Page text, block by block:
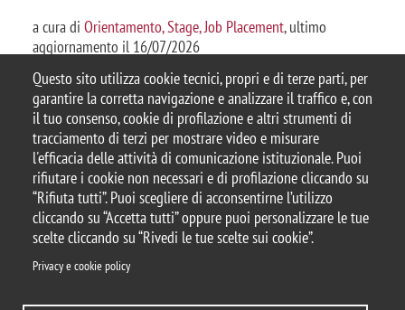
Questo sito utilizza cookie tecnici, propri e di terze parti, per
garantire la corretta navigazione e analizzare il traffico e, con
il tuo consenso, cookie di profilazione e altri strumenti di
tracciamento di terzi per mostrare video e misurare
l'efficacia delle attività di comunicazione istituzionale. Puoi
rifiutare i cookie non necessari e di profilazione cliccando su
“Rifiuta tutti”. Puoi scegliere di acconsentirne l’utilizzo
cliccando su “Accetta tutti” oppure puoi personalizzare le tue
scelte cliccando su “Rivedi le tue scelte sui cookie”.
Privacy e cookie policy
a cura di Orientamento, Stage, Job Placement, ultimo
aggiornamento il 16/07/2026
© 2025 Università degli Studi di Milano-Bicocca
Piazza dell'Ateneo Nuovo, 1 - 20126, Milano
Casella PEC:ateneo.bicocca@pec.unimib.it
P.I. 12621570154 |Contattaci